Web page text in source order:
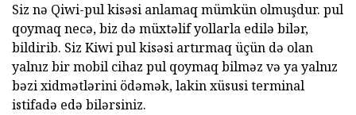
Siz nə Qiwi-pul kisəsi anlamaq mümkün olmuşdur. pul
qoymaq necə, biz də müxtəlif yollarla edilə bilər,
bildirib. Siz Kiwi pul kisəsi artırmaq üçün də olan
yalnız bir mobil cihaz pul qoymaq bilməz və ya yalnız
bəzi xidmətlərini ödəmək, lakin xüsusi terminal
istifadə edə bilərsiniz.